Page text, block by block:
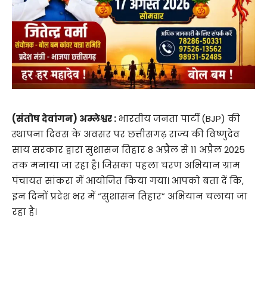
(संतोष देवांगन) अम्लेश्वर :भारतीय जनता पार्टी (BJP) की
स्थापना दिवस के अवसर पर छत्तीसगढ़ राज्य की विष्णुदेव
साय सरकार द्वारा सुशासन तिहार 8 अप्रैल से 11 अप्रैल 2025
तक मनाया जा रहा है। जिसका पहला चरण अभियान ग्राम
पंचायत सांकरा में आयोजित किया गया। आपको बता दें कि,
इन दिनों प्रदेश भर में “सुशासन तिहार” अभियान चलाया जा
रहा है।